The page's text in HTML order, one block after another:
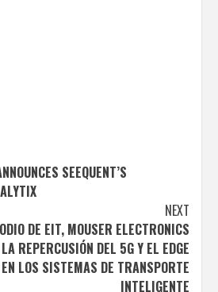
SEEQUENT’S
NEXT
DE EIT, MOUSER ELECTRONICS
REPERCUSIÓN DEL 5G Y EL EDGE
LOS SISTEMAS DE TRANSPORTE
INTELIGENTE